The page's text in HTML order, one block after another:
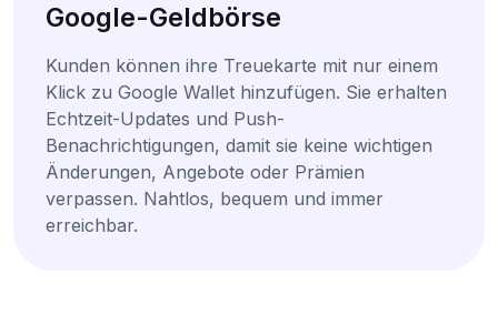
Google-Geldbörse
Kunden können ihre Treuekarte mit nur einem
Klick zu Google Wallet hinzufügen. Sie erhalten
Echtzeit-Updates und Push-
Benachrichtigungen, damit sie keine wichtigen
Änderungen, Angebote oder Prämien
verpassen. Nahtlos, bequem und immer
erreichbar.